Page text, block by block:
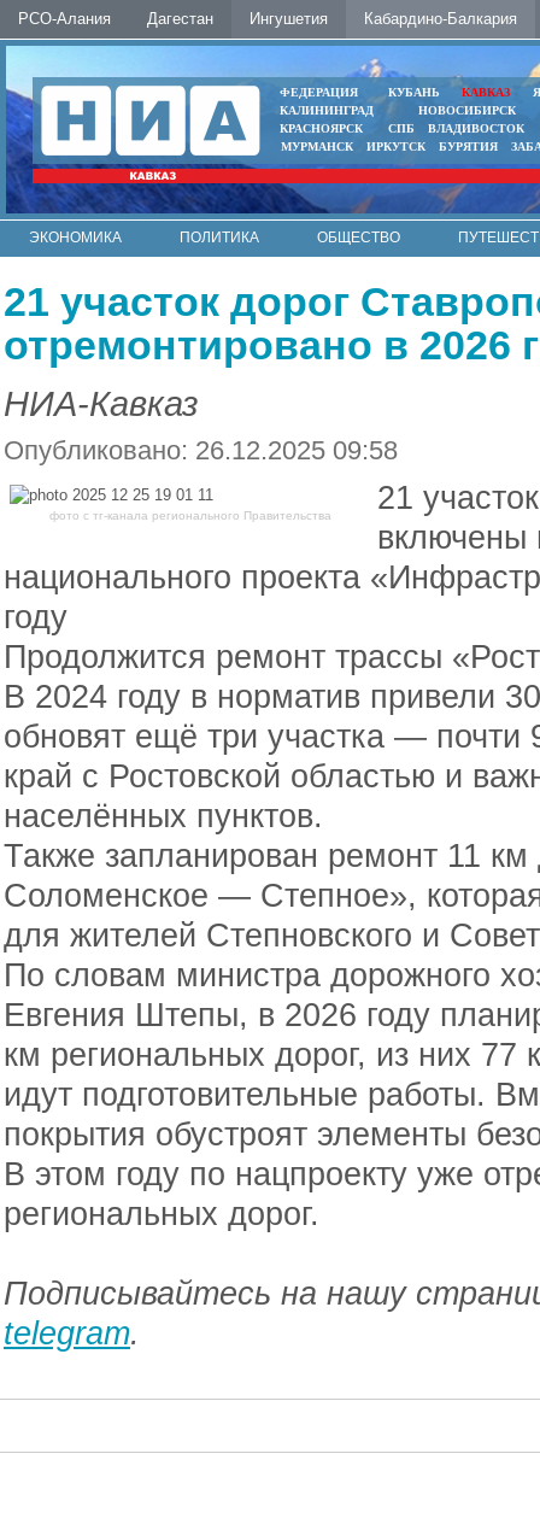
РСО-Алания Дагестан Ингушетия Кабардино-Балкария
ФЕДЕРАЦИЯ КУБАНЬ КАВКАЗ
КАЛИНИНГРАД
НОВОСИБИРСК
КРАСНОЯРСК
СПБ
ВЛАДИВОСТОК
МУРМАНСК
ИРКУТСК БУРЯТИЯ
ЭКОНОМИКА ПОЛИТИКА ОБЩЕСТВО
21 участок дорог
отремонтировано в 2026
НИА-Кавказ
Опубликовано: 26.12.2025 09:58
фото с тг-канала регионального Правительства
21
включены
национального проекта
году
Продолжится ремонт трассы
В 2024 году в норматив привели
обновят ещё три участка — почти
край с Ростовской областью и
населённых пунктов.
Также запланирован ремонт 11
Соломенское — Степное»,
для жителей Степновского и
По словам министра дорожного
Евгения Штепы, в 2026 году
км региональных дорог, из них
идут подготовительные работы.
покрытия обустроят элементы
В этом году по нацпроекту уже
региональных дорог.
Подписывайтесь на нашу
telegram.